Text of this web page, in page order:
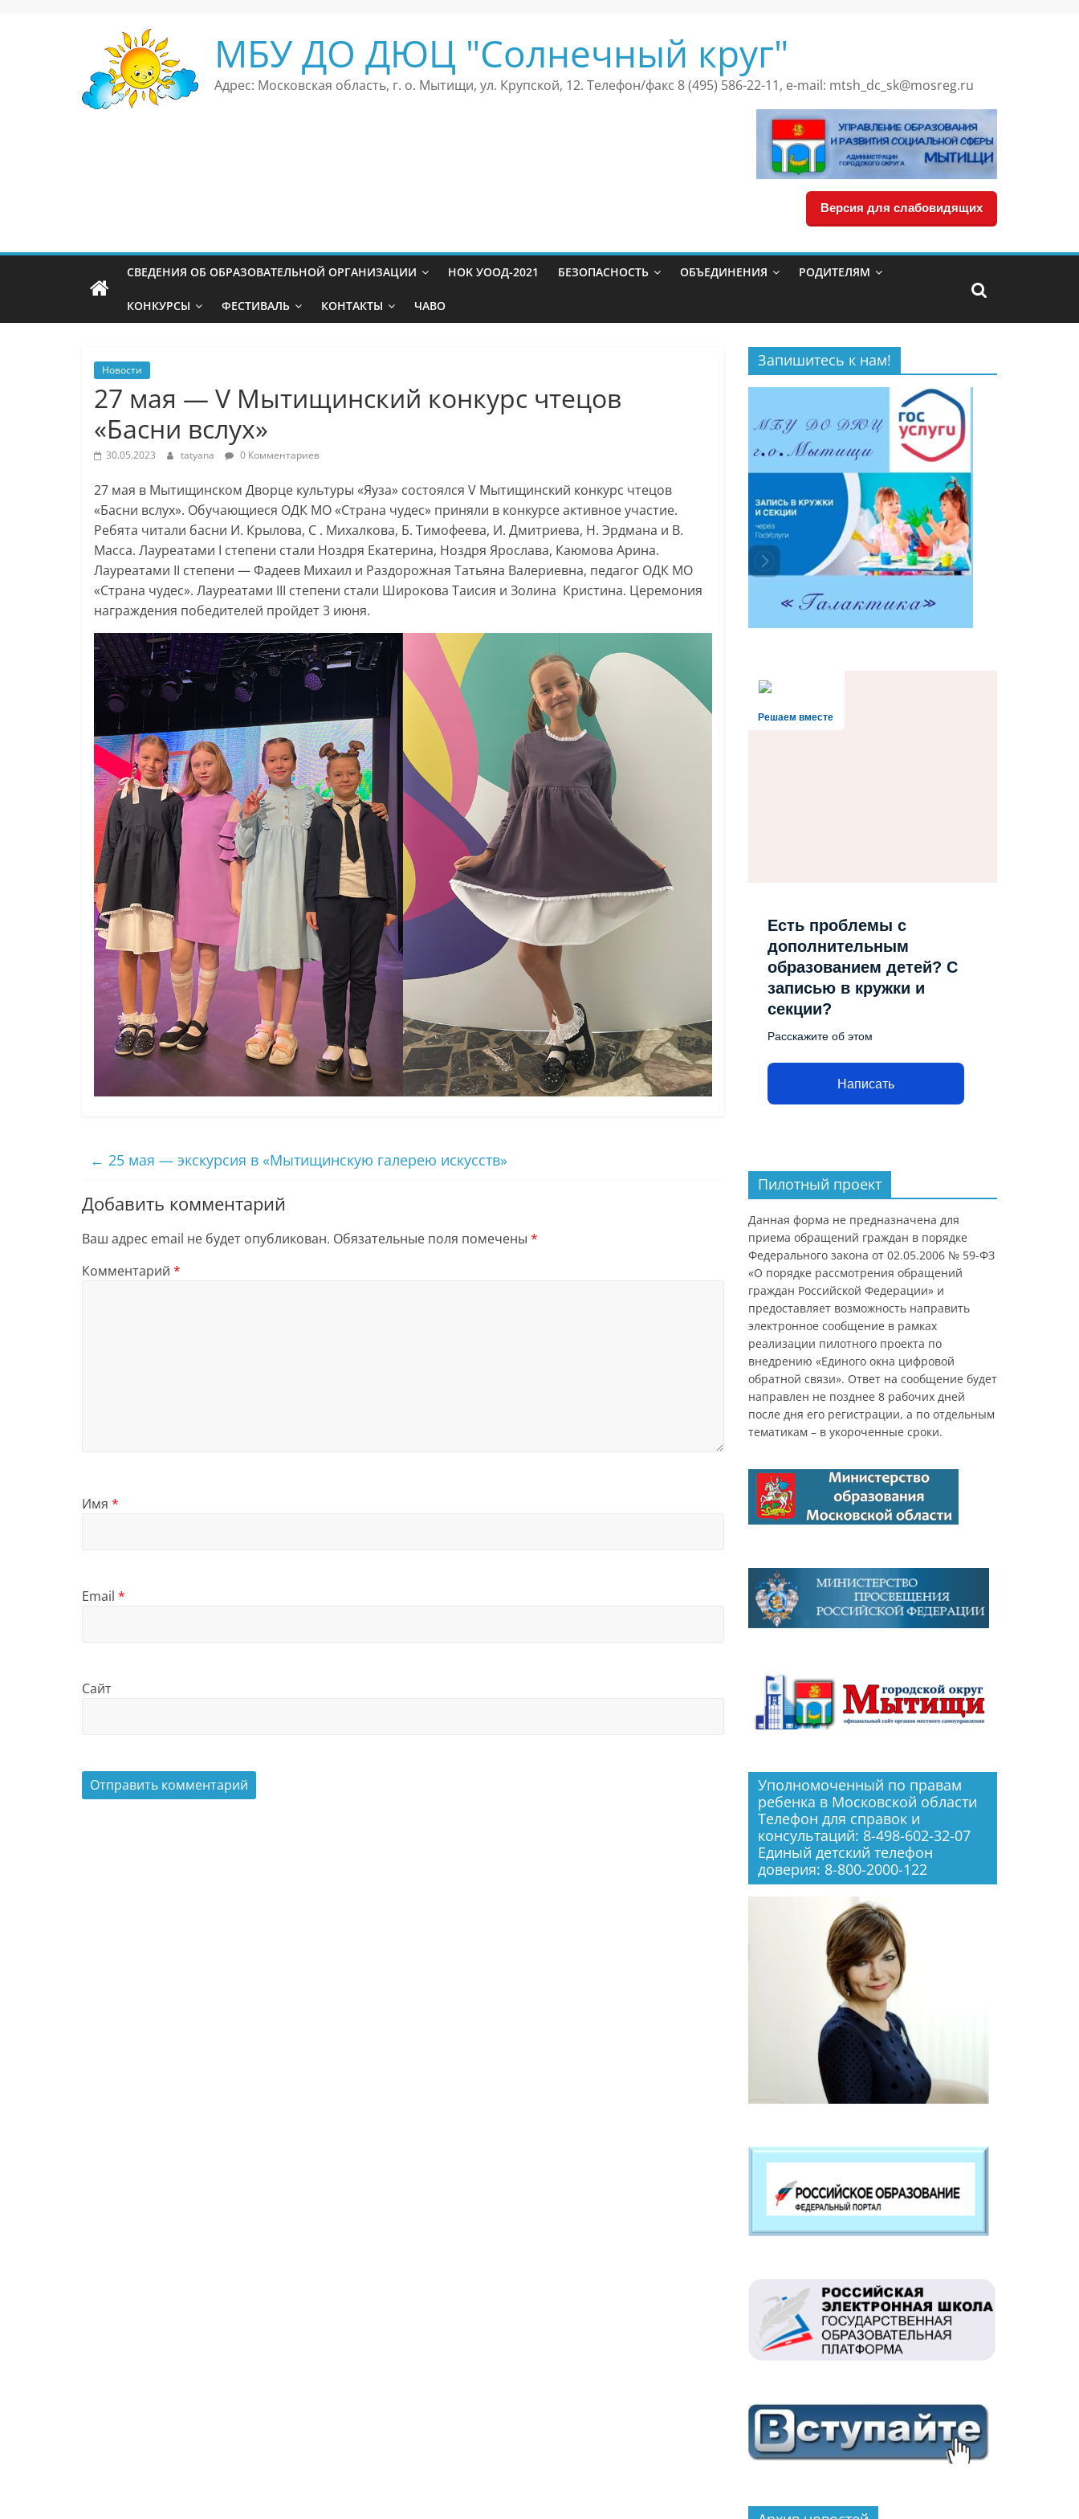
МБУ ДО ДЮЦ "Солнечный круг"
Адрес: Московская область, г. о. Мытищи, ул. Крупской, 12. Телефон/факс 8 (495) 586-22-11, e-mail: mtsh_dc_sk@mosreg.ru
Версия для слабовидящих
СВЕДЕНИЯ ОБ ОБРАЗОВАТЕЛЬНОЙ ОРГАНИЗАЦИИ HOK УООД-2021 БЕЗОПАСНОСТЬ ОБЪЕДИНЕНИЯ РОДИТЕЛЯМ
КОНКУРСЫ ФЕСТИВАЛЬ КОНТАКТЫ ЧАВО
Новости
27 мая — V Мытищинский конкурс чтецов
«Басни вслух»
30.05.2023 tatyana 0 Комментариев
27 мая в Мытищинском Дворце культуры «Яуза» состоялся V Мытищинский конкурс чтецов
«Басни вслух». Обучающиеся ОДК МО «Страна чудес» приняли в конкурсе активное участие.
Ребята читали басни И. Крылова, С . Михалкова, Б. Тимофеева, И. Дмитриева, Н. Эрдмана и В.
Масса. Лауреатами I степени стали Ноздря Екатерина, Ноздря Ярослава, Каюмова Арина.
Лауреатами II степени — Фадеев Михаил и Раздорожная Татьяна Валериевна, педагог ОДК МО
«Страна чудес». Лауреатами III степени стали Широкова Таисия и Золина Кристина. Церемония
награждения победителей пройдет 3 июня.
← 25 мая — экскурсия в «Мытищинскую галерею искусств»
Добавить комментарий
Ваш адрес email не будет опубликован. Обязательные поля помечены *
Комментарий *
Имя *
Email *
Сайт
Запишитесь к нам!
Решаем вместе
Есть проблемы с
дополнительным
образованием детей? С
записью в кружки и
секции?
Расскажите об этом
Написать
Пилотный проект
Данная форма не предназначена для
приема обращений граждан в порядке
Федерального закона от 02.05.2006 № 59-ФЗ
«О порядке рассмотрения обращений
граждан Российской Федерации» и
предоставляет возможность направить
электронное сообщение в рамках
реализации пилотного проекта по
внедрению «Единого окна цифровой
обратной связи». Ответ на сообщение будет
направлен не позднее 8 рабочих дней
после дня его регистрации, а по отдельным
тематикам – в укороченные сроки.
Уполномоченный по правам
ребенка в Московской области
Телефон для справок и
консультаций: 8-498-602-32-07
Единый детский телефон
доверия: 8-800-2000-122